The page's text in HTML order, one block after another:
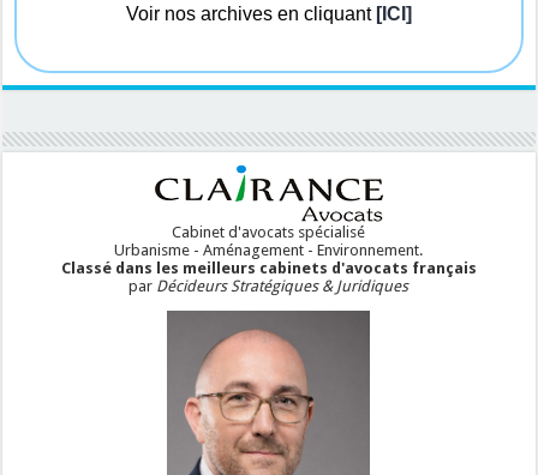
Voir nos archives en cliquant [ICI]
Cabinet d'avocats spécialisé
Urbanisme - Aménagement - Environnement.
Classé dans les meilleurs cabinets d'avocats français
par Décideurs Stratégiques & Juridiques